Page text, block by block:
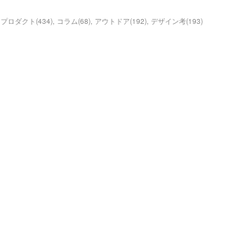
プロダクト(434) コラム(68) アウトドア(192) デザイン考(193)